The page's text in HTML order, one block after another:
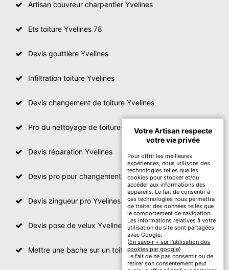
Artisan couvreur charpentier Yvelines
Ets toiture Yvelines 78
Devis gouttière Yvelines
Infiltration toiture Yvelines
Devis changement de toiture Yvelines
Pro du nettoyage de toiture
Devis réparation Yvelines
Devis pro pour changement de toiture Yvelines
Devis zingueur pro Yvelines
Devis pose de velux Yvelines
Mettre une bache sur un toit Yvelines
Votre Artisan respecte
votre vie privée
Pour offrir les meilleures
expériences, nous utilisons des
technologies telles que les
cookies pour stocker et/ou
accéder aux informations des
appareils. Le fait de consentir à
ces technologies nous permettra
de traiter des données telles que
le comportement de navigation.
Les informations relatives à votre
utilisation du site sont partagées
avec Google.
(En savoir + sur l'utilisation des
cookies par google)
Le fait de ne pas consentir ou de
retirer son consentement peut